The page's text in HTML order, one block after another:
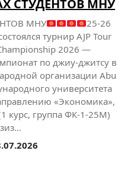
СТУДЕНТОВ МНУ
МНУ
25-26
турнир AJP Tour
2026 —
по джиу-джитсу в
организации Abu
университета
«Экономика»,
курс, группа ФК-1-25М)